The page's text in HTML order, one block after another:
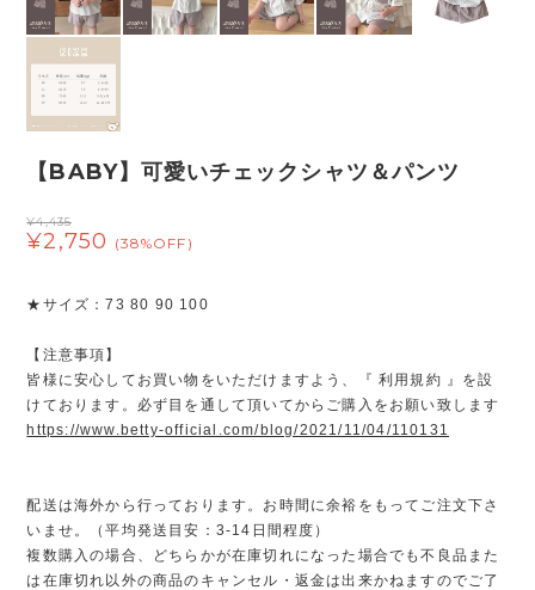
【BABY】可愛いチェックシャツ＆パンツ
¥4,435
¥2,750 (38%OFF)
★サイズ：73 80 90 100
【注意事項】
皆様に安心してお買い物をいただけますよう、『 利用規約 』を設
けております。必ず目を通して頂いてからご購入をお願い致します
https://www.betty-official.com/blog/2021/11/04/110131
配送は海外から行っております。お時間に余裕をもってご注文下さ
いませ。（平均発送目安：3-14日間程度）
複数購入の場合、どちらかが在庫切れになった場合でも不良品また
は在庫切れ以外の商品のキャンセル・返金は出来かねますのでご了